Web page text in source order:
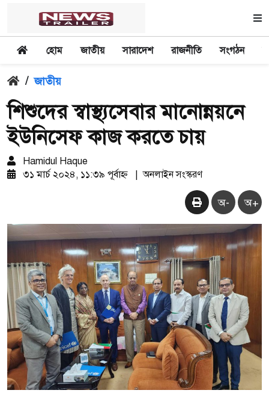
হোম জাতীয় সারাদেশ রাজনীতি সংগঠন
/ জাতীয়
শিশুদের স্বাস্থ্যসেবার মানোন্নয়নে
ইউনিসেফ কাজ করতে চায়
Hamidul Haque
৩১ মার্চ ২০২৪, ১১:৩৯ পূর্বাহ্ন
অনলাইন সংস্করণ
অ- অ+